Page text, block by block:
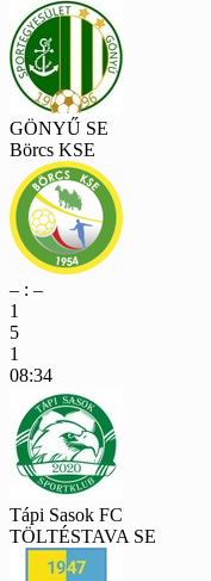
GÖNYŰ SE
Börcs KSE
– : –
1
5
1
08:34
Tápi Sasok FC
TÖLTÉSTAVA SE